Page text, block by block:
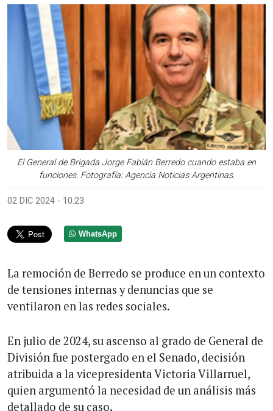
El General de Brigada Jorge Fabián Berredo cuando estaba en
funciones. Fotografía: Agencia Noticias Argentinas.
02 DIC 2024 - 10:23
WhatsApp
La remoción de Berredo se produce en un contexto
de tensiones internas y denuncias que se
ventilaron en las redes sociales.
En julio de 2024, su ascenso al grado de General de
División fue postergado en el Senado, decisión
atribuida a la vicepresidenta Victoria Villarruel,
quien argumentó la necesidad de un análisis más
detallado de su caso.